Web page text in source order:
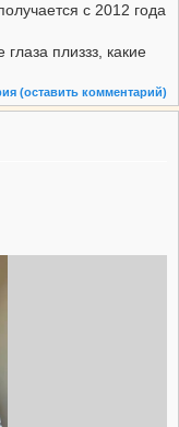
с 2012 года
плиззз, какие
(оставить комментарий)